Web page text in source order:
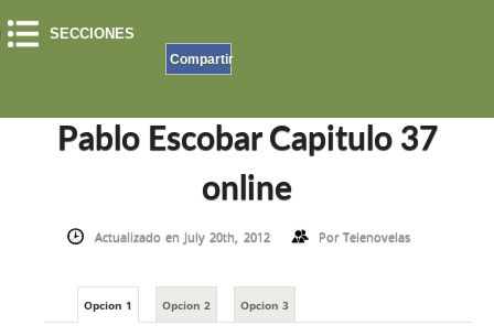
SECCIONES
Compartir
EL PATRON DEL MAL»PABLO ESCOBAR CAPITULO 37 ONLINE
Pablo Escobar Capitulo 37
online
Actualizado en July 20th, 2012 Por Telenovelas
Opcion 1 Opcion 2 Opcion 3